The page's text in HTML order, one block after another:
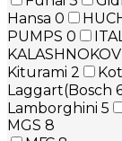
Hansa 0
PUMPS 0
KALASHNOKOV
Kiturami 2
Laggart(Bosch
Lamborghini 5
MGS 8